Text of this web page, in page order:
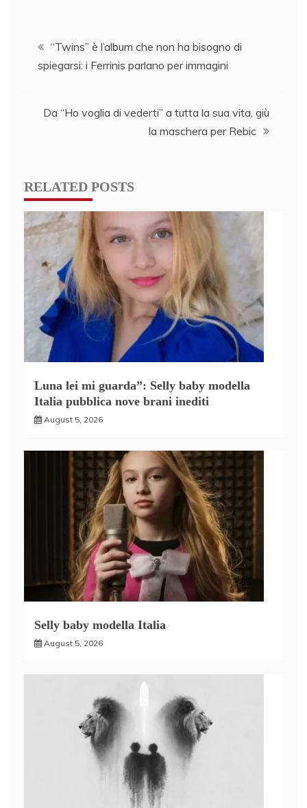
Post
navigation
“Twins” è l’album che non ha bisogno di
spiegarsi: i Ferrinis parlano per immagini
Da “Ho voglia di vederti” a tutta la sua vita, giù
la maschera per Rebic
RELATED POSTS
Luna lei mi guarda”: Selly baby modella
Italia pubblica nove brani inediti
August 5, 2026
Selly baby modella Italia
August 5, 2026